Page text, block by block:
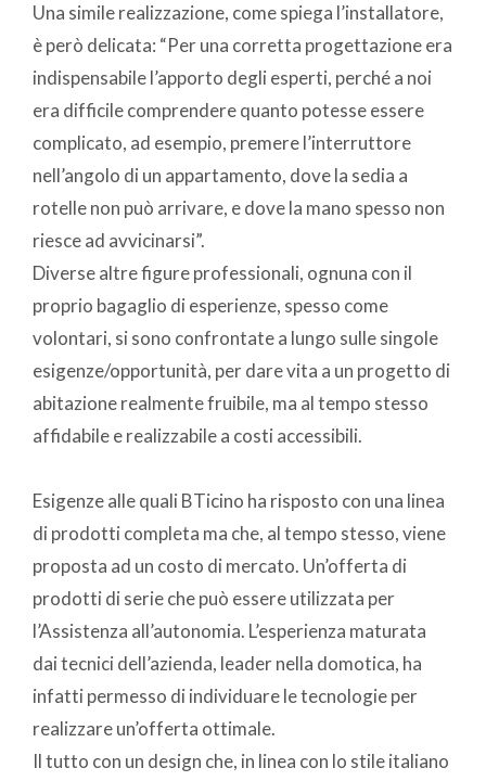
Una simile realizzazione, come spiega l’installatore,
è però delicata: “Per una corretta progettazione era
indispensabile l’apporto degli esperti, perché a noi
era difficile comprendere quanto potesse essere
complicato, ad esempio, premere l’interruttore
nell’angolo di un appartamento, dove la sedia a
rotelle non può arrivare, e dove la mano spesso non
riesce ad avvicinarsi”.
Diverse altre figure professionali, ognuna con il
proprio bagaglio di esperienze, spesso come
volontari, si sono confrontate a lungo sulle singole
esigenze/opportunità, per dare vita a un progetto di
abitazione realmente fruibile, ma al tempo stesso
affidabile e realizzabile a costi accessibili.
Esigenze alle quali BTicino ha risposto con una linea
di prodotti completa ma che, al tempo stesso, viene
proposta ad un costo di mercato. Un’offerta di
prodotti di serie che può essere utilizzata per
l’Assistenza all’autonomia. L’esperienza maturata
dai tecnici dell’azienda, leader nella domotica, ha
infatti permesso di individuare le tecnologie per
realizzare un’offerta ottimale.
Il tutto con un design che, in linea con lo stile italiano